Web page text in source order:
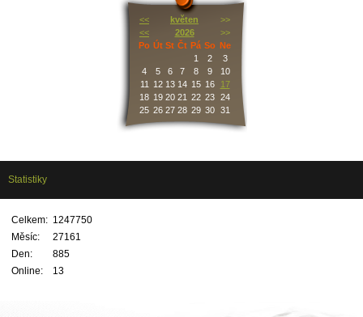
<< květen
>>
<<
2026
>>
Po Út St Čt Pá So Ne
1
2
3
4
5 6 7 8 9
10
11
12 13 14 15 16
17
18 19 20 21 22 23 24
25 26 27 28 29 30 31
Statistiky
Online: 13
Celkem: 1247750
Měsíc:
27161
Den:
885